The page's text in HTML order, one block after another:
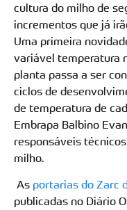
cultura do milho de
incrementos que já
Uma primeira
variável temperatura
planta passa a ser
ciclos de
de temperatura de
Embrapa Balbino
responsáveis
milho.
As portarias do Zarc
publicadas no Diário